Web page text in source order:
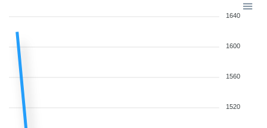
1640
1600
1560
1520